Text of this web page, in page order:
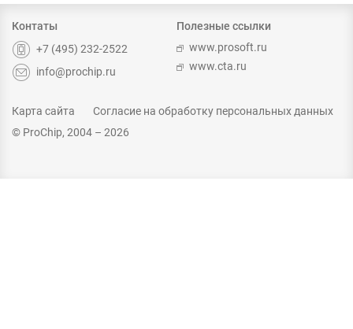
Контаты
+7 (495) 232-2522
info@prochip.ru
Полезные ссылки
www.prosoft.ru
www.cta.ru
Карта сайта
Согласие на обработку персональных данных
© ProChip, 2004 – 2026